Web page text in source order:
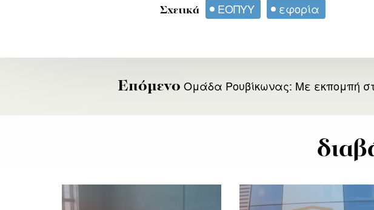
Σχετικά ΕΟΠΥΥ εφορία
Επόμενο Ομάδα Ρουβίκωνας: Με εκπομπή